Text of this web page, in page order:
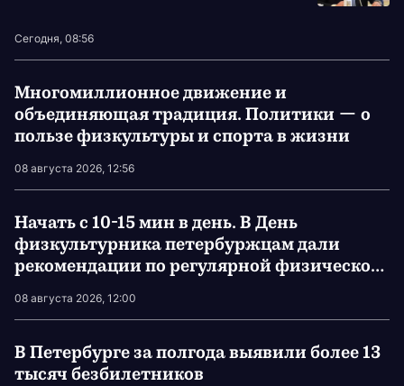
Сегодня, 08:56
Многомиллионное движение и
объединяющая традиция. Политики — о
пользе физкультуры и спорта в жизни
08 августа 2026, 12:56
Начать с 10-15 мин в день. В День
физкультурника петербуржцам дали
рекомендации по регулярной физической
08 августа 2026, 12:00
В Петербурге за полгода выявили более 13
тысяч безбилетников